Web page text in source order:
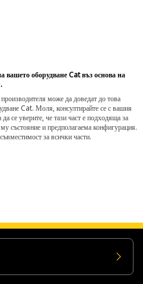
вашето оборудване Cat въз основа на
може да доведат до това
Cat. Моля, консултирайте се с вашия
се уверите, че тази част е подходяща за
състояние и предполагаема конфигурация.
за всички части.